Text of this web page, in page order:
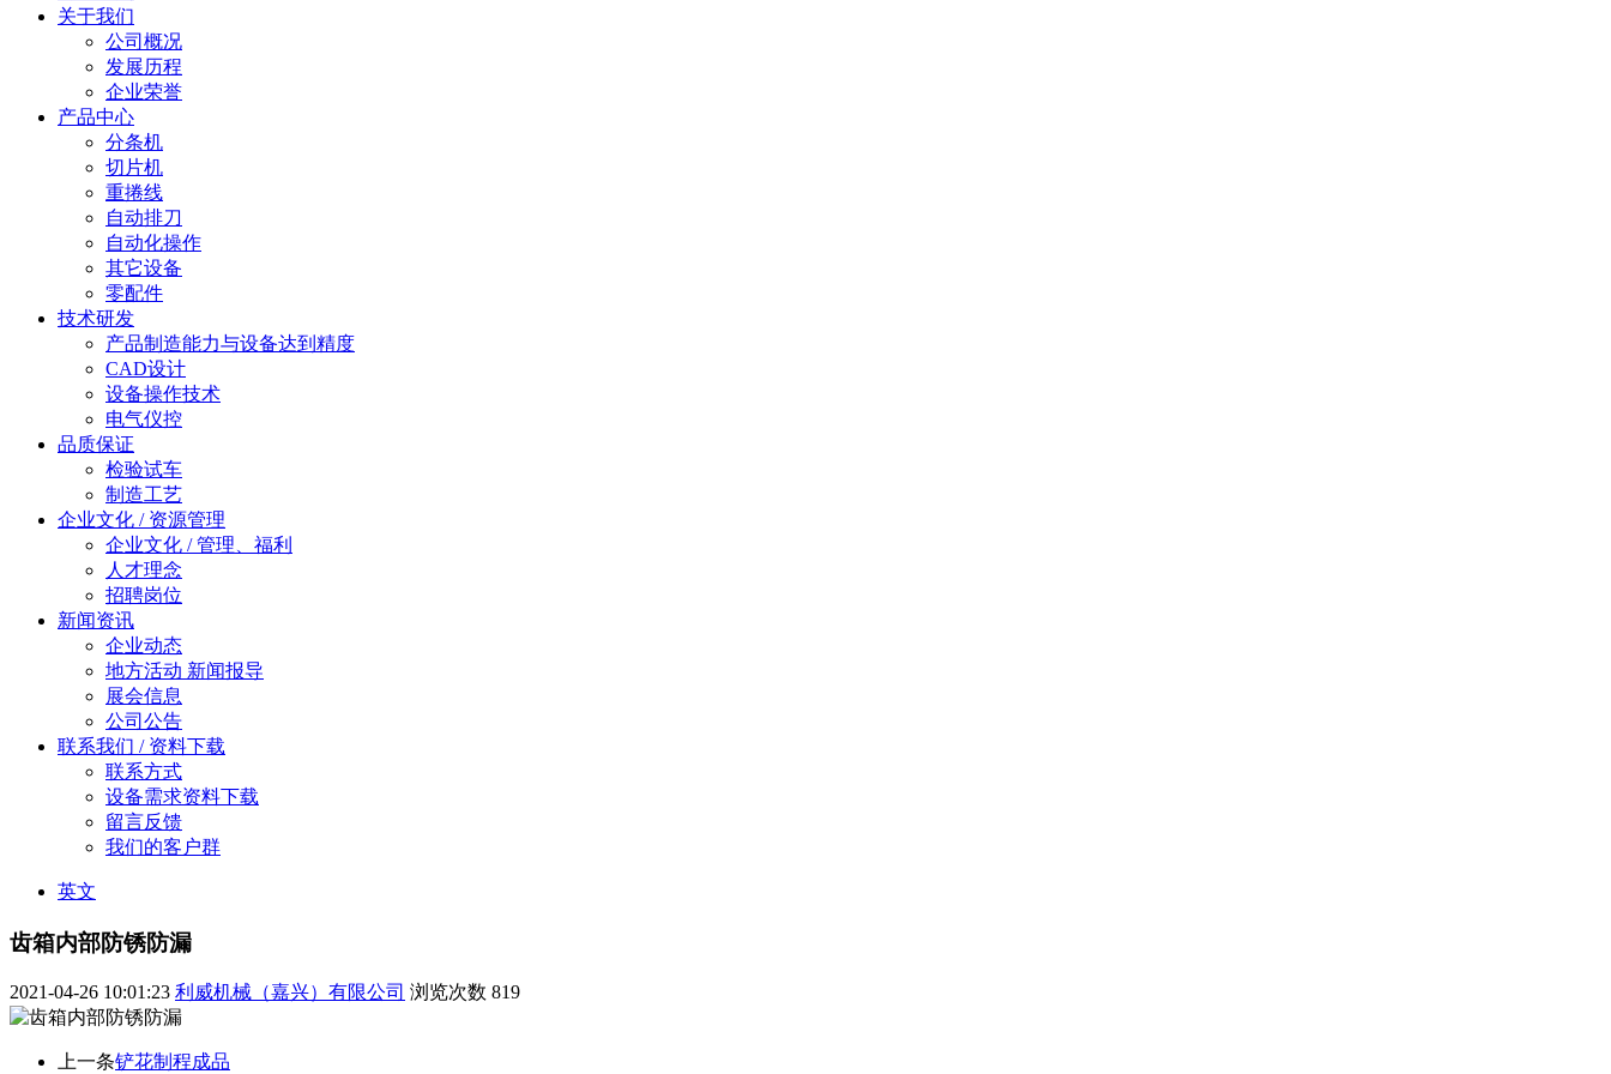
关于我们
公司概况
发展历程
企业荣誉
产品中心
分条机
切片机
重捲线
自动排刀
自动化操作
其它设备
零配件
技术研发
产品制造能力与设备达到精度
CAD设计
设备操作技术
电气仪控
品质保证
检验试车
制造工艺
企业文化 / 资源管理
企业文化 / 管理、福利
人才理念
招聘岗位
新闻资讯
企业动态
地方活动 新闻报导
展会信息
公司公告
联系我们 / 资料下载
联系方式
设备需求资料下载
留言反馈
我们的客户群
英文
齿箱内部防锈防漏
2021-04-26 10:01:23 利威机械（嘉兴）有限公司 浏览次数 819
上一条铲花制程成品